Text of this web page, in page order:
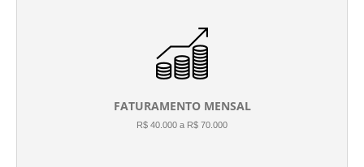
FATURAMENTO MENSAL
R$ 40.000 a R$ 70.000